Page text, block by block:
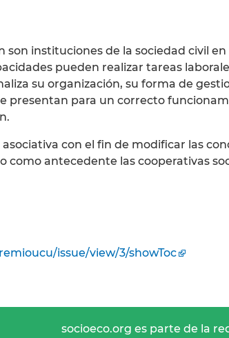
son instituciones de la sociedad civil en
pueden realizar tareas
su organización, su forma de
presentan para un correcto
con el fin de modificar las
antecedente las cooperativas
issue/view/3/showToc
socioeco.org es parte de la